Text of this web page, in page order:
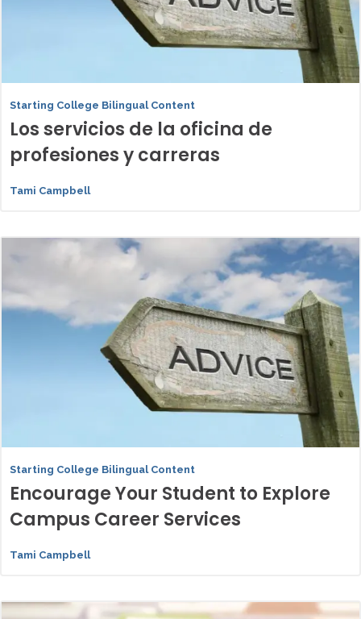
Starting College Bilingual Content
Los servicios de la oficina de
profesiones y carreras
Tami Campbell
Starting College Bilingual Content
Encourage Your Student to Explore
Campus Career Services
Tami Campbell